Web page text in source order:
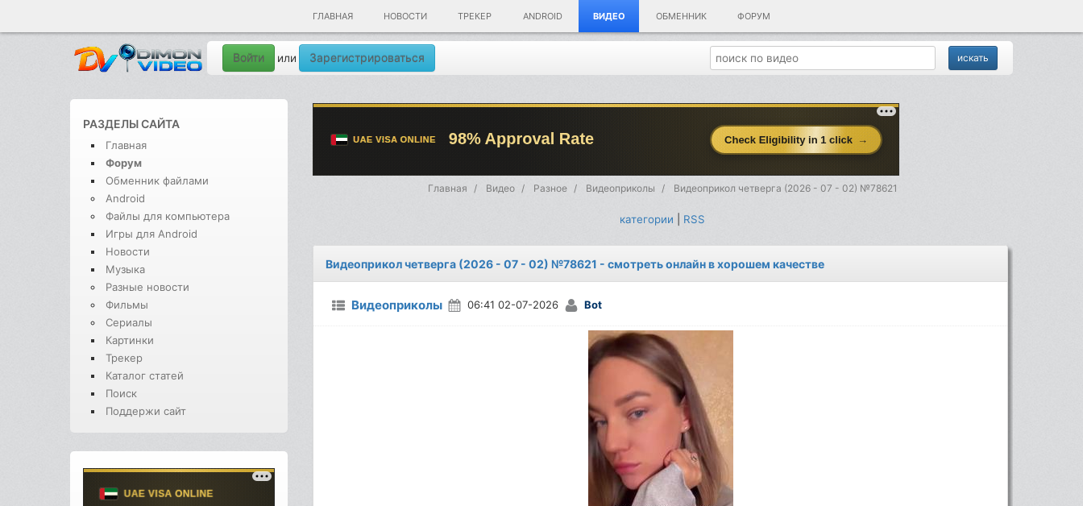
ГЛАВНАЯ НОВОСТИ ТРЕКЕР ANDROID ВИДЕО ОБМЕННИК ФОРУМ
Войти или Зарегистрироваться
РАЗДЕЛЫ САЙТА
Главная
Форум
Обменник файлами
Android
Файлы для компьютера
Игры для Android
Новости
Музыка
Разные новости
Фильмы
Сериалы
Картинки
Трекер
Каталог статей
Поиск
Поддержи сайт
Главная Видео Разное Видеоприколы Видеоприкол четверга (2026 - 07 - 02) №78621
категории RSS
Видеоприкол четверга (2026 - 07 - 02) №78621 - смотреть онлайн в хорошем качестве
Видеоприколы 06:41 02-07-2026 Bot